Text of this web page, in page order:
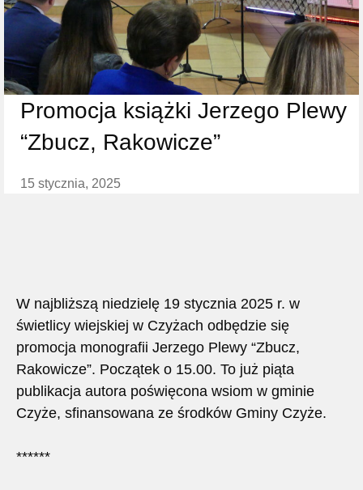
Promocja książki Jerzego Plewy
“Zbucz, Rakowicze”
15 stycznia, 2025
W najbliższą niedzielę 19 stycznia 2025 r. w
świetlicy wiejskiej w Czyżach odbędzie się
promocja monografii Jerzego Plewy “Zbucz,
Rakowicze”. Początek o 15.00. To już piąta
publikacja autora poświęcona wsiom w gminie
Czyże, sfinansowana ze środków Gminy Czyże.
******